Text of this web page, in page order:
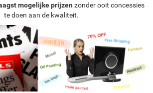
mogelijke prijzen zonder ooit concessies
te doen aan de kwaliteit.